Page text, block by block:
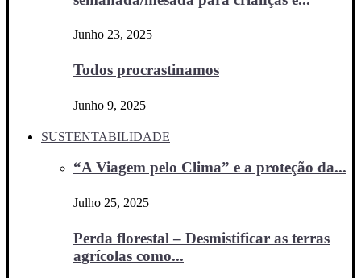
Junho 23, 2025
Todos procrastinamos
Junho 9, 2025
SUSTENTABILIDADE
“A Viagem pelo Clima” e a proteção da...
Julho 25, 2025
Perda florestal – Desmistificar as terras
agrícolas como...